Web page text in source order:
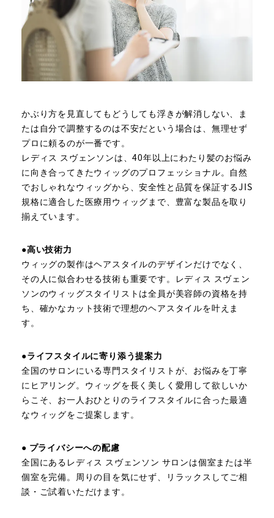
かぶり方を見直してもどうしても浮きが解消しない、ま
たは自分で調整するのは不安だという場合は、無理せず
プロに頼るのが一番です。
レディス スヴェンソンは、40年以上にわたり髪のお悩み
に向き合ってきたウィッグのプロフェッショナル。自然
でおしゃれなウィッグから、安全性と品質を保証するJIS
規格に適合した医療用ウィッグまで、豊富な製品を取り
揃えています。
●高い技術力
ウィッグの製作はヘアスタイルのデザインだけでなく、
その人に似合わせる技術も重要です。レディス スヴェン
ソンのウィッグスタイリストは全員が美容師の資格を持
ち、確かなカット技術で理想のヘアスタイルを叶えま
す。
●ライフスタイルに寄り添う提案力
全国のサロンにいる専門スタイリストが、お悩みを丁寧
にヒアリング。ウィッグを長く美しく愛用して欲しいか
らこそ、お一人おひとりのライフスタイルに合った最適
なウィッグをご提案します。
● プライバシーへの配慮
全国にあるレディス スヴェンソン サロンは個室または半
個室を完備。周りの目を気にせず、リラックスしてご相
談・ご試着いただけます。